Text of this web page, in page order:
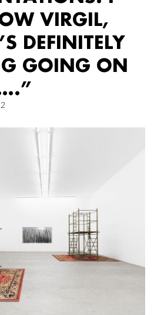
VIRGIL,
DEFINITELY
GOING ON